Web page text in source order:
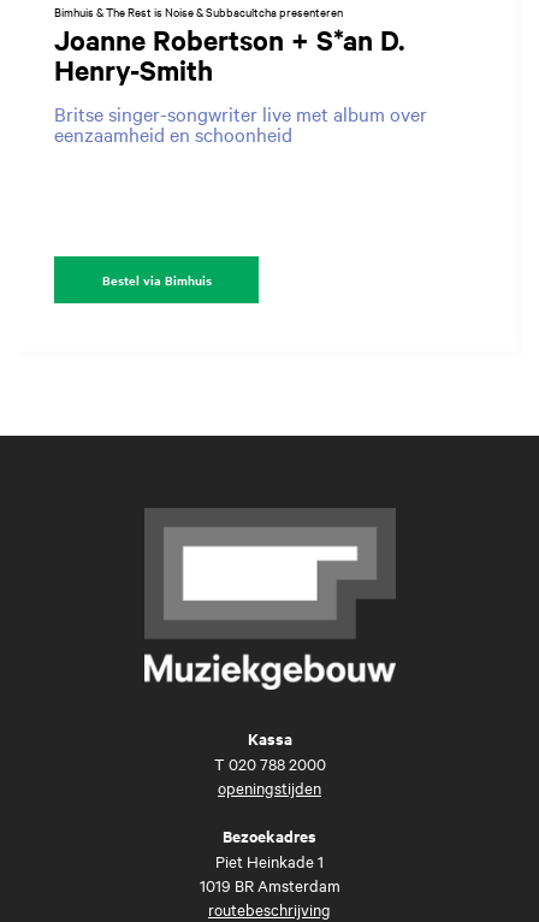
Joanne Robertson + S*an D.
Henry-Smith
Bimhuis & The Rest is Noise & Subbacultcha presenteren
Britse singer-songwriter live met album over
eenzaamheid en schoonheid
Bestel via Bimhuis
Kassa
T 020 788 2000
openingstijden
Bezoekadres
Piet Heinkade 1
1019 BR Amsterdam
routebeschrijving